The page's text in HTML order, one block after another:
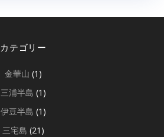
カテゴリー
金華山 (1)
三浦半島 (1)
伊豆半島 (1)
三宅島 (21)